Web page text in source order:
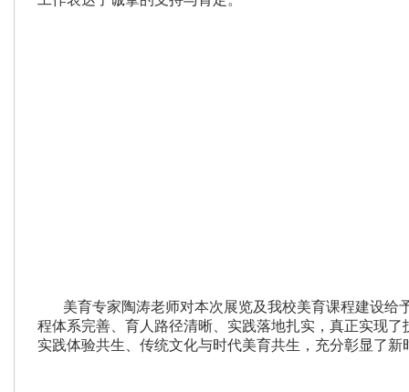
美育专家陶涛老师对本次展览及我校美育课程建设给
程体系完善、育人路径清晰、实践落地扎实，真正实现
实践体验共生、传统文化与时代美育共生，充分彰显了